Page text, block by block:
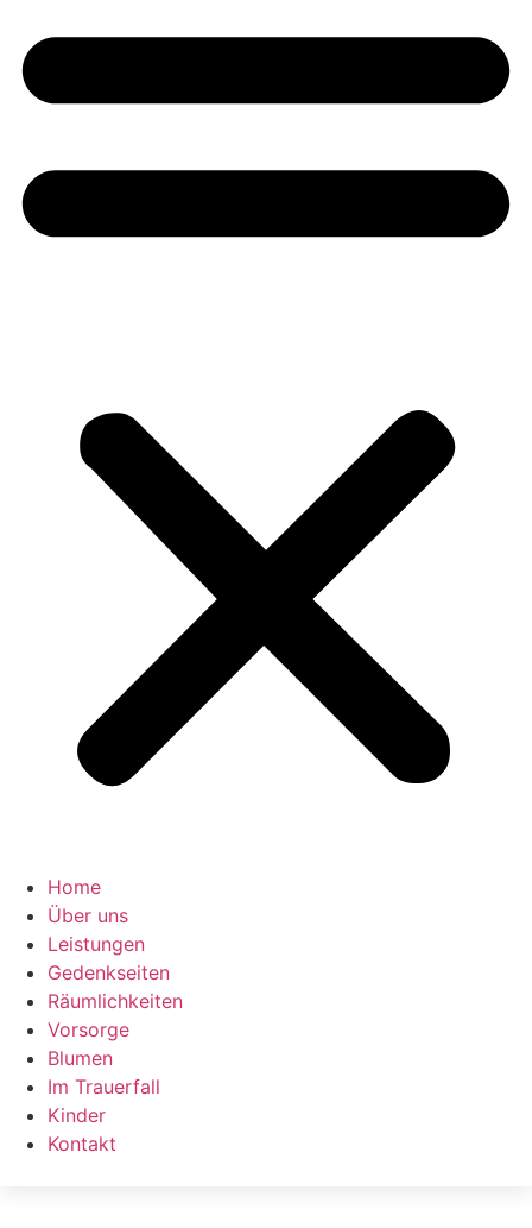
Home
Über uns
Leistungen
Gedenkseiten
Räumlichkeiten
Vorsorge
Blumen
Im Trauerfall
Kinder
Kontakt